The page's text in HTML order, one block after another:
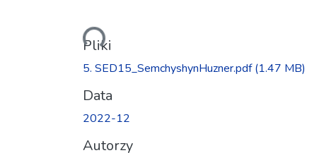
Ładowanie...
Pliki
5. SED15_SemchyshynHuzner.pdf(1.47 MB)
Data
2022-12
Autorzy